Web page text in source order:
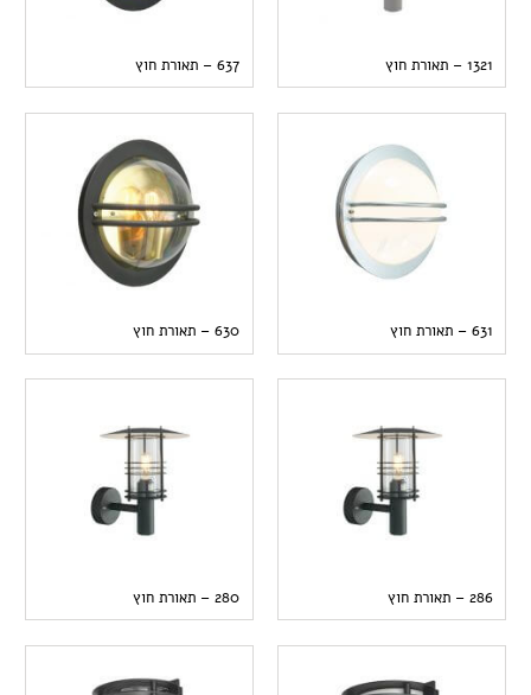
1321 – תאורת חוץ 637 – תאורת חוץ
631 – תאורת חוץ 630 – תאורת חוץ
286 – תאורת חוץ 280 – תאורת חוץ